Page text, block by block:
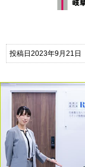
投稿日2023年9月21日